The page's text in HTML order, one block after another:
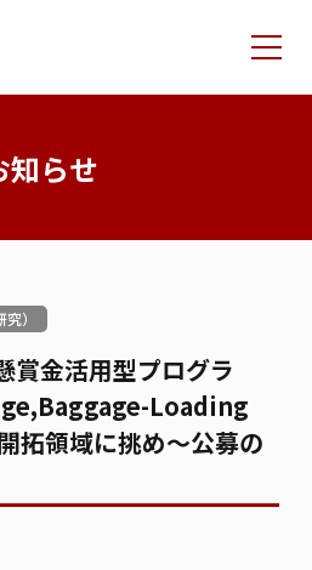
籍紹介 ご寄付のお願い
知らせ
）
賞金活用型プログラ
Loading
拓領域に挑め～公募の